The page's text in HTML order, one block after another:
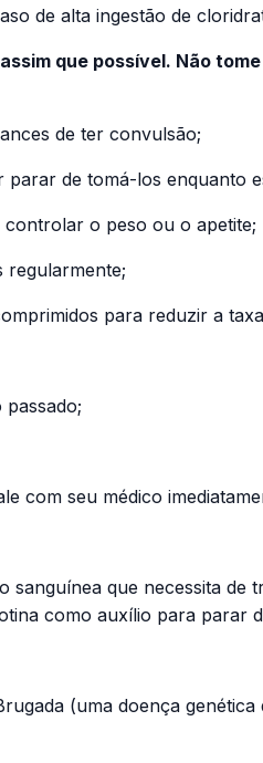
de alta ingestão de
que possível. Não
de ter convulsão;
de tomá-los enquanto
o peso ou o apetite;
regularmente;
para reduzir a
com seu médico
que necessita
como auxílio para parar
(uma doença